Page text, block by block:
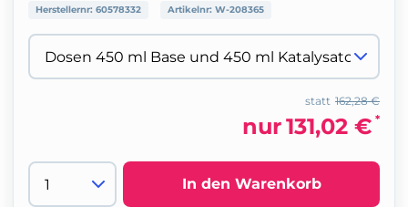
Herstellernr: 60578332 Artikelnr: W-208365
162,28 €
statt
nur131,02 € *
In den Warenkorb